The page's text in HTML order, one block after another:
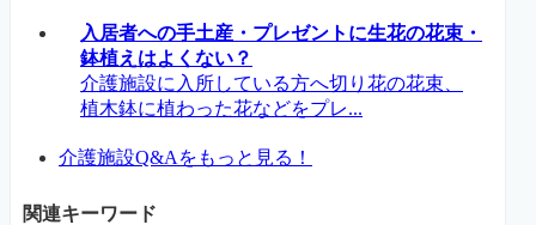
入居者への手土産・プレゼントに生花の花束・
鉢植えはよくない？
介護施設に入所している方へ切り花の花束、
植木鉢に植わった花などをプレ...
介護施設Q&Aをもっと見る！
関連キーワード